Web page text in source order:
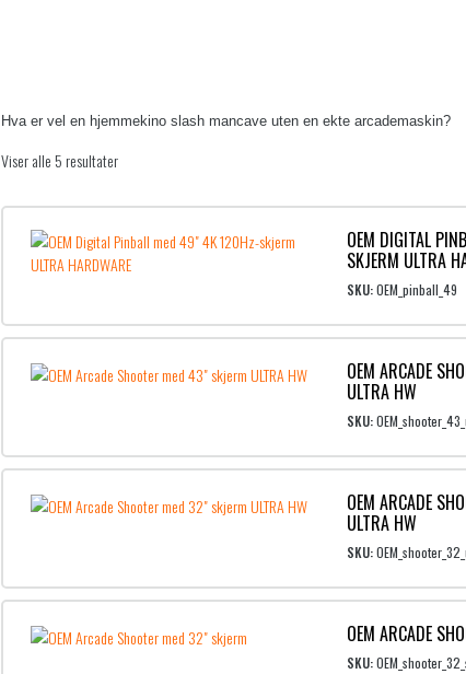
Hva er vel en hjemmekino slash mancave uten en ekte arcademaskin?
Viser alle 5 resultater
OEM DIGITAL
SKJERM ULTRA
SKU:OEM_pinball_49
OEM ARCADE
ULTRA HW
SKU:
OEM ARCADE
ULTRA HW
SKU:
OEM ARCADE
SKU: